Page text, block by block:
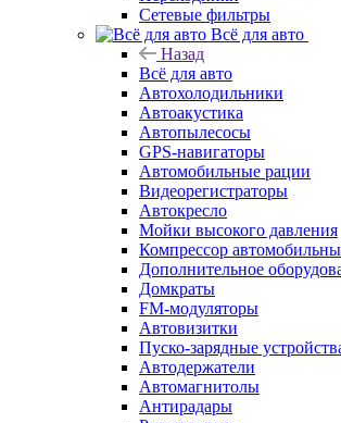
Сетевые фильтры
Всё для авто
Назад
Всё для авто
Автохолодильники
Автоакустика
Автопылесосы
GPS-навигаторы
Автомобильные рации
Видеорегистраторы
Автокресло
Мойки высокого давления
Компрессор
Дополнительное
Домкраты
FM-модуляторы
Автовизитки
Пуско-зарядные
Автодержатели
Автомагнитолы
Антирадары